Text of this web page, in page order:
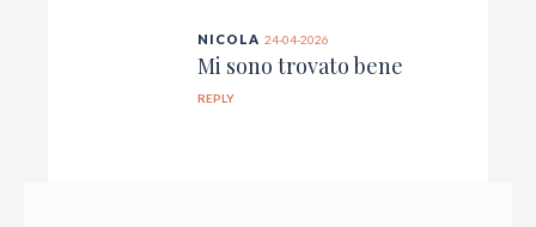
NICOLA 24-04-2026
Mi sono trovato bene
REPLY